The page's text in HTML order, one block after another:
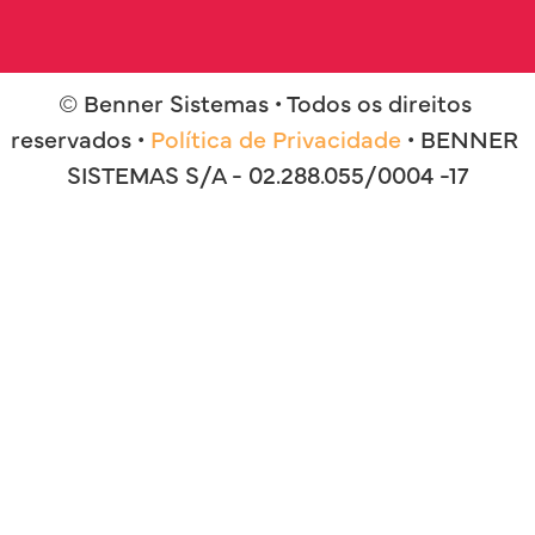
© Benner Sistemas • Todos os direitos
reservados • Política de Privacidade • BENNER
SISTEMAS S/A - 02.288.055/0004 -17